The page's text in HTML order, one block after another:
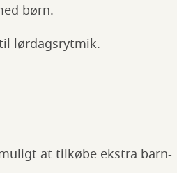
børn.
lørdagsrytmik.
at tilkøbe ekstra barn-